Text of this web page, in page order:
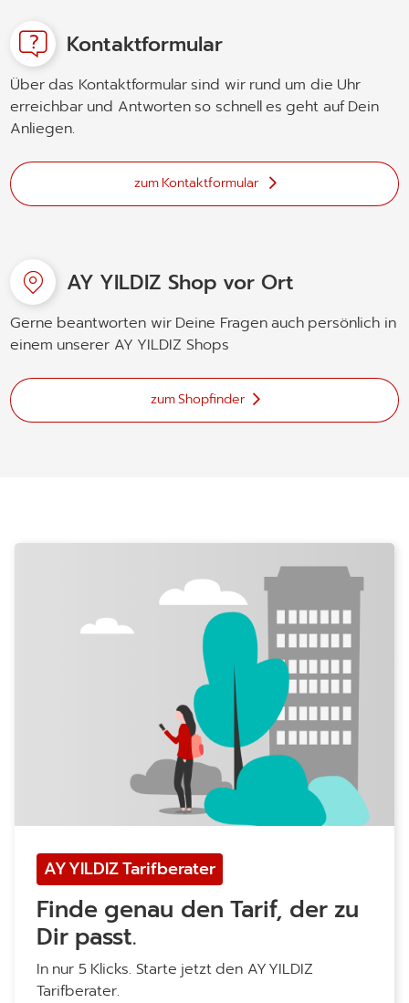
Kontaktformular
Über das Kontaktformular sind wir rund um die Uhr
erreichbar und Antworten so schnell es geht auf Dein
Anliegen.
zum Kontaktformular
AY YILDIZ Shop vor Ort
Gerne beantworten wir Deine Fragen auch persönlich in
einem unserer AY YILDIZ Shops
zum Shopfinder
AY YILDIZTarifberater
Finde genau den Tarif, der zu
Dir passt.
In nur 5 Klicks. Starte jetzt den AY YILDIZ
Tarifberater.